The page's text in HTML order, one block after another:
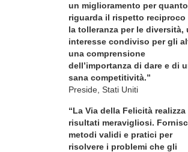
un miglioramento per quanto
riguarda il rispetto reciproco
la tolleranza per le diversità,
interesse condiviso per gli
una comprensione
dell’importanza di dare e di
sana competitività.”
Preside, Stati Uniti
“La Via della Felicità realizza
risultati meravigliosi.
metodi validi e pratici per
risolvere i problemi che gli